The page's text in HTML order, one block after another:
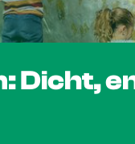
Dicht,